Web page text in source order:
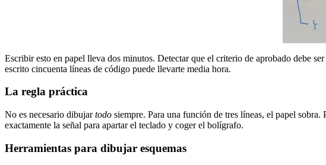
Escribir esto en papel lleva dos minutos. Detectar que el criterio de aprobado debe
escrito cincuenta líneas de código puede llevarte media hora.
La regla práctica
No es necesario dibujartodo siempre. Para una función de tres líneas, el papel
exactamente la señal para apartar el teclado y coger el bolígrafo.
Herramientas para dibujar esquemas